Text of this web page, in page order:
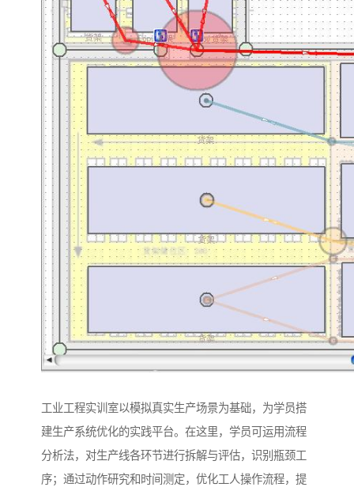
工业工程实训室以模拟真实生产场景为基础，为学员搭
建生产系统优化的实践平台。在这里，学员可运用流程
分析法，对生产线各环节进行拆解与评估，识别瓶颈工
序；通过动作研究和时间测定，优化工人操作流程，提